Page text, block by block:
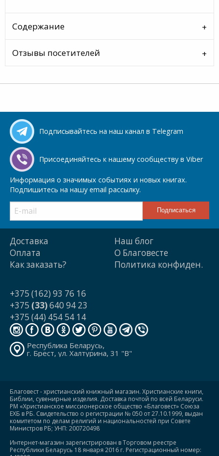
Содержание
Отзывы посетителей
Подписывайтесь на наш канал в Telegram
Присоединяйтесь к нашему сообществу в Viber
Информация о значимых событиях и новых книгах.
Подпишитесь на нашу email рассылку.
Доставка
Оплата
Как заказать?
Наш блог
О Благовесте
Политика конфиден.
+375 (162) 93 76 16
+375 (33)640 94 23
+375 (44) 454 54 14
Республика Беларусь,
г. Брест, ул. Халтурина, 31 "В"
Благовест - христианский книжный магазин. Христианские книги,
Библии, сувенирные изделия. Доставка почтой по всей Беларуси.
РМ «Христианское миссионерское общество «Благовест» Союза
ЕХБ в РБ. Свидетельство о регистрации № 050 от 27.10.1999, выдан
комитетом по делам религий и национальностей при Совете
Министров РБ; УНП: 200720498
Интернет-магазин зарегистрирован в Торговом реестре
Республики Беларусь 18 января 2016 г. Регистрационный номер: